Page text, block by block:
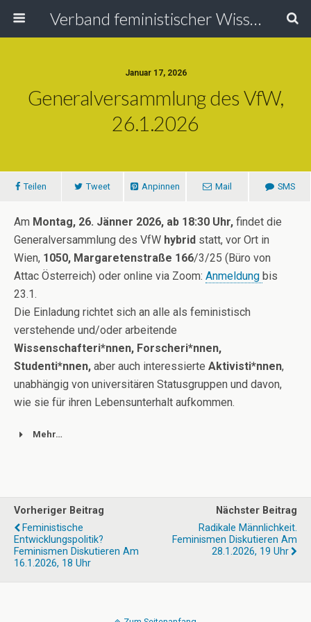
Verband feministischer Wissenschafterinnen
Januar 17, 2026
Generalversammlung des VfW,
26.1.2026
Teilen Tweet Anpinnen Mail SMS
Am Montag, 26. Jänner 2026, ab 18:30 Uhr, findet die
Generalversammlung des VfW hybrid statt, vor Ort in
Wien, 1050, Margaretenstraße 166/3/25 (Büro von
Attac Österreich) oder online via Zoom: Anmeldung bis
23.1.
Die Einladung richtet sich an alle als feministisch
verstehende und/oder arbeitende
Wissenschafteri*nnen, Forscheri*nnen,
Studenti*nnen, aber auch interessierte Aktivisti*nnen,
unabhängig von universitären Statusgruppen und davon,
wie sie für ihren Lebensunterhalt aufkommen.
Mehr…
Vorheriger Beitrag
Feministische
Entwicklungspolitik?
Feminismen Diskutieren Am
16.1.2026, 18 Uhr
Nächster Beitrag
Radikale Männlichkeit.
Feminismen Diskutieren Am
28.1.2026, 19 Uhr